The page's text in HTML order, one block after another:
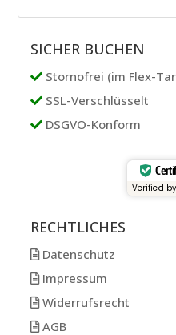
SICHER BUCHEN
Stornofrei (im Flex-
SSL-Verschlüsselt
DSGVO-Konform
Verified by
RECHTLICHES
Datenschutz
Impressum
Widerrufsrecht
AGB